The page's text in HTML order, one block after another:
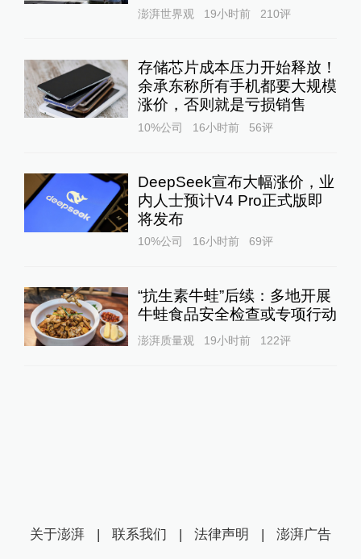
澎湃世界观 19小时前 210评
存储芯片成本压力开始释放！
余承东称所有手机都要大规模
涨价，否则就是亏损销售
10%公司 16小时前 56评
DeepSeek宣布大幅涨价，业
内人士预计V4 Pro正式版即
将发布
10%公司 16小时前 69评
“抗生素牛蛙”后续：多地开展
牛蛙食品安全检查或专项行动
澎湃质量观 19小时前 122评
关于澎湃 | 联系我们 | 法律声明 | 澎湃广告